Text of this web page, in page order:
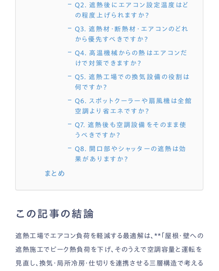
Q2. 遮熱後にエアコン設定温度はど
の程度上げられますか？
Q3. 遮熱材・断熱材・エアコンのどれ
から優先すべきですか？
Q4. 高温機械からの熱はエアコンだ
けで対策できますか？
Q5. 遮熱工場での換気設備の役割は
何ですか？
Q6. スポットクーラーや扇風機は全館
空調より省エネですか？
Q7. 遮熱後も空調設備をそのまま使
うべきですか？
Q8. 開口部やシャッターの遮熱は効
果がありますか？
まとめ
この記事の結論
遮熱工場でエアコン負荷を軽減する最適解は、**「屋根・壁への
遮熱施工でピーク熱負荷を下げ、そのうえで空調容量と運転を
見直し、換気・局所冷房・仕切りを連携させる三層構造で考える